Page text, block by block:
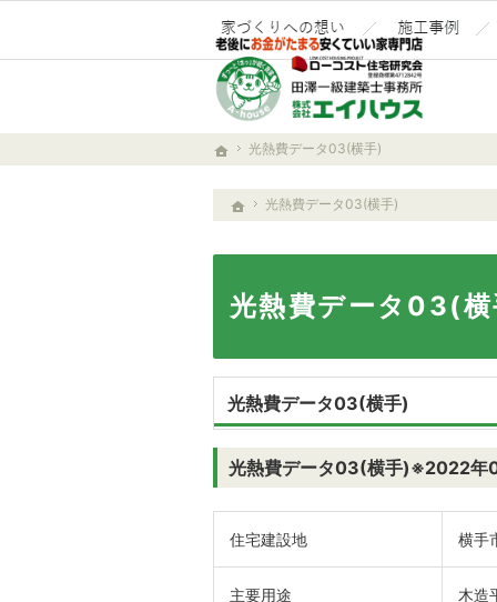
ホーム
光熱費データ03(横手)
光熱費データ03(
光熱費データ03(横手)
光熱費データ03(横手)※2022年
住宅建設地 横手
主要用途 木造
ホーム
光熱費データ03(横手)